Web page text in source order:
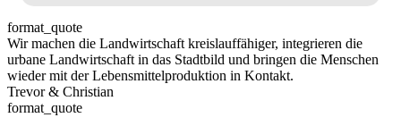
format_quote
Wir machen die Landwirtschaft kreislauffähiger, integrieren die
urbane Landwirtschaft in das Stadtbild und bringen die Menschen
wieder mit der Lebensmittelproduktion in Kontakt.
Trevor & Christian
format_quote